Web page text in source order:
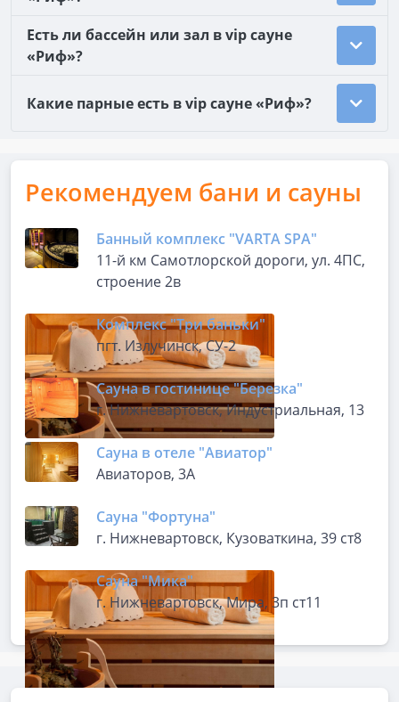
Есть ли бассейн или зал в vip сауне
«Риф»?
Какие парные есть в vip сауне «Риф»?
Рекомендуем бани и сауны
Банный комплекс "VARTA SPA"
11-й км Самотлорской дороги, ул. 4ПС,
строение 2в
Комплекс "Три баньки"
пгт. Излучинск, СУ-2
Сауна в гостинице "Березка"
г. Нижневартовск, Индустриальная, 13
Сауна в отеле "Авиатор"
Авиаторов, 3А
Сауна "Фортуна"
г. Нижневартовск, Кузоваткина, 39 ст8
Сауна "Мика"
г. Нижневартовск, Мира, 3п ст11